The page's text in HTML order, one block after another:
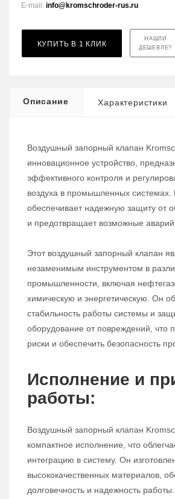
E-mail: info@kromschroder-rus.ru
КУПИТЬ В 1 КЛИК
НАШЛИ
ДЕШЕВЛЕ?
Описание Характеристики
Воздушный запорный клапан
инновационное устройство,
эффективного контроля и
воздуха в промышленных системах.
обеспечивает надежную защиту от
и предотвращает возможные
Этот воздушный запорный клапан
незаменимым инструментом в
промышленности, включая
химическую и энергетическую. Он
стабильность работы системы и
оборудование от повреждений, что
риски и обеспечить безопасность
Исполнение и
работы:
Воздушный запорный клапан
компактное исполнение, что
интеграцию в систему. Он
высококачественных материалов,
долговечность и надежность работы.